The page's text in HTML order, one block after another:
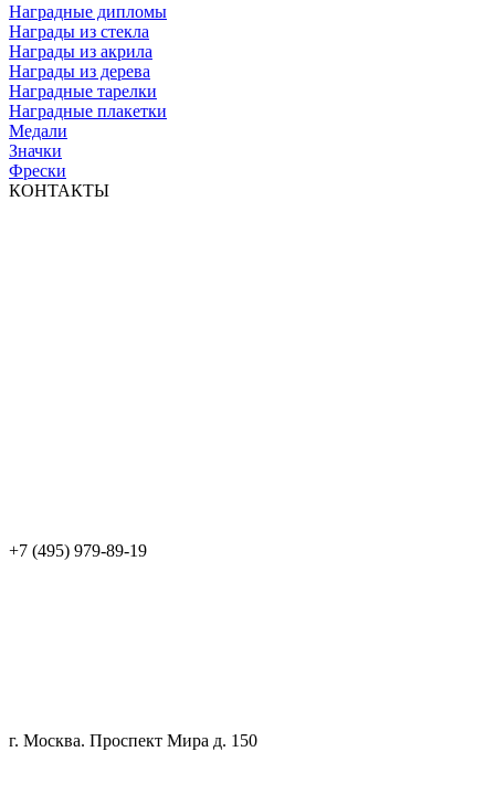
Наградные дипломы
Награды из стекла
Награды из акрила
Награды из дерева
Наградные тарелки
Наградные плакетки
Медали
Значки
Фрески
КОНТАКТЫ
+7 (495) 979-89-19
г. Москва. Проспект Мира д. 150